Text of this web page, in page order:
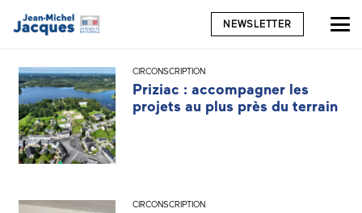
NEWSLETTER
CIRCONSCRIPTION
Priziac : accompagner les
projets au plus près du terrain
CIRCONSCRIPTION